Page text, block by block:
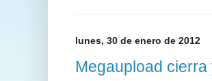
lunes, 30 de enero de 2012
Megaupload